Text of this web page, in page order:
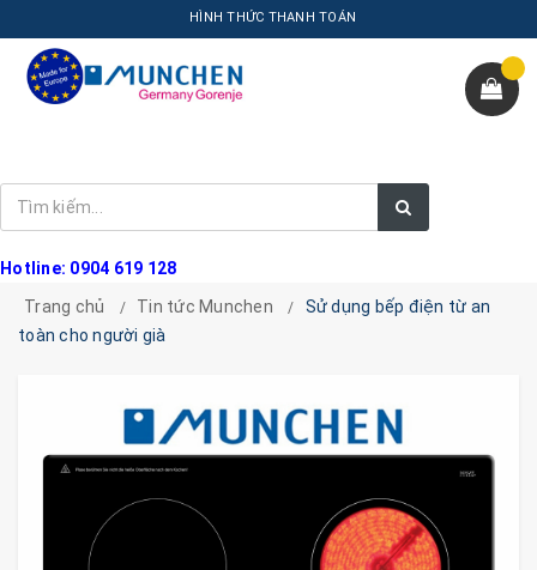
HÌNH THỨC THANH TOÁN
Hotline: 0904 619 128
Trang chủ
Tin tức Munchen
Sử dụng bếp điện từ an
toàn cho người già